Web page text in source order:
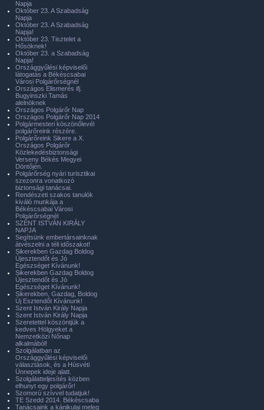
Napja
Október 23. A Szabadság
Napja
Október 23. A Szabadság
Napja!
Október 23. Tisztelet a
Hősöknek!
Október 23. a Szabadság
Napja!
Országgyűlési képviselői
látogatás a Békéscsabai
Városi Polgárőrségnél
Országos Elismerés ifj.
Bugyinszki Tamás
alelnöknek
Országos Polgárőr Nap
Országos Polgárőr Nap 2014
Polgármesteri köszönőlevél
polgárőreink részére.
Polgárőreink Sikere a X.
Országos Polgárőr
Közlekedésbiztonsági
Verseny Békés Megyei
Döntőjén.
Polgárőrség nyári turisztikai
szezonra vonatkozó
biztonsági tanácsai.
Rendészeti szakos tanulók
kiváló munkája a
Békéscsabai Városi
Polgárőrségnél
SZENT ISTVÁN KIRÁLY
NAPJA
Segítsünk embertársainknak
átvészelni a téli időszakot!
Sikerekben Gazdag Boldog
Újesztendőt és Jó
Egészséget Kívánunk!
Sikerekben Gazdag Boldog
Újesztendőt és Jó
Egészséget Kívánunk!
Sikerekben, Gazdag, Boldog
Új Esztendőt Kívánunk!
Szent István Király Napja
Szent István Király Napja
Szeretettel köszöntjük a
kedves Hölgyeket a
Nemzetközi Nőnap
alkalmából!
Szolgálatban az
Országgyűlési képviselői
választások, és a Húsvéti
Ünnepek ideje alatt.
Szolgálatteljesítés közben
elhunyt egy polgárőr!
Szomorú szívvel tudatjuk!
TE Szedd 2014. Békéscsaba
Tanácsaink a kánikulai meleg